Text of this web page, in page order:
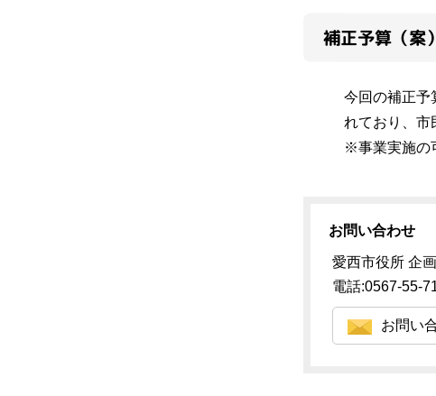
補正予算（案
今回の補正予
れており、市
※事業実施の
お問い合わせ
愛西市役所 企
電話:0567-55-
お問い